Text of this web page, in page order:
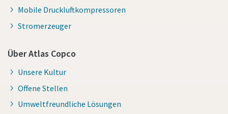
Mobile Druckluftkompressoren
Stromerzeuger
Über Atlas Copco
Unsere Kultur
Offene Stellen
Umweltfreundliche Lösungen